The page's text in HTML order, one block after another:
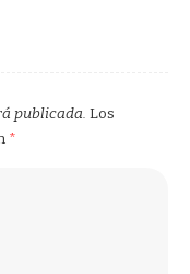
publicada. Los
*